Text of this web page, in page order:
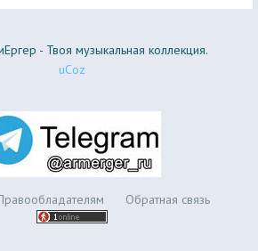
- Твоя музыкальная коллекция.
uCoz
Обратная связь